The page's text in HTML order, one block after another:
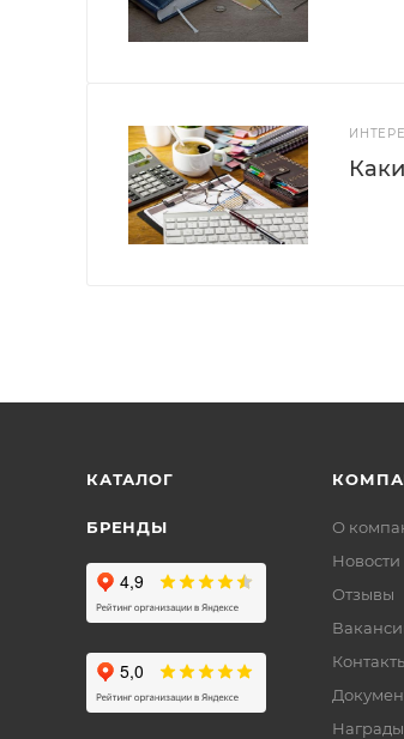
КАТАЛОГ
БРЕНДЫ
О
Новости
Отзывы
Награды